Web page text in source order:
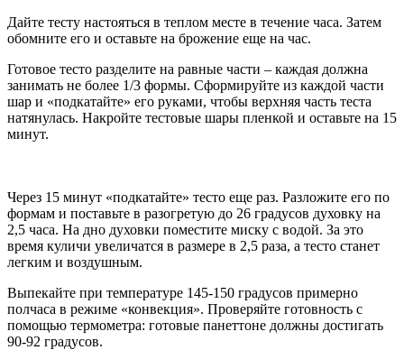
Дайте тесту настояться в теплом месте в течение часа. Затем
обомните его и оставьте на брожение еще на час.
Готовое тесто разделите на равные части – каждая должна
занимать не более 1/3 формы. Сформируйте из каждой части
шар и «подкатайте» его руками, чтобы верхняя часть теста
натянулась. Накройте тестовые шары пленкой и оставьте на 15
минут.
Через 15 минут «подкатайте» тесто еще раз. Разложите его по
формам и поставьте в разогретую до 26 градусов духовку на
2,5 часа. На дно духовки поместите миску с водой. За это
время куличи увеличатся в размере в 2,5 раза, а тесто станет
легким и воздушным.
Выпекайте при температуре 145-150 градусов примерно
полчаса в режиме «конвекция». Проверяйте готовность с
помощью термометра: готовые панеттоне должны достигать
90-92 градусов.